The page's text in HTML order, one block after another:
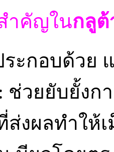
ำคัญในกลูต้
ระกอบด้วย
: ช่วยยับยั้ง
ที่ส่งผลทำใ